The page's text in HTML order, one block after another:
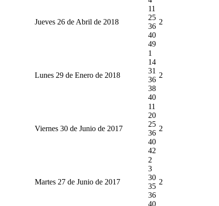
Jueves 26 de Abril de 2018
11
25
36
40
49
2
Lunes 29 de Enero de 2018
1
14
31
36
38
40
2
Viernes 30 de Junio de 2017
11
20
25
36
40
42
2
Martes 27 de Junio de 2017
2
3
30
35
36
40
2